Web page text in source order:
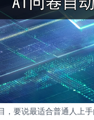
，要说最适合普通人上